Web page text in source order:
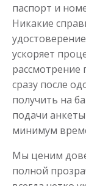
паспорт и
Никакие
ускоряет
рассмотрение
сразу после
получить на
подачи
минимум
Мы ценим
полной